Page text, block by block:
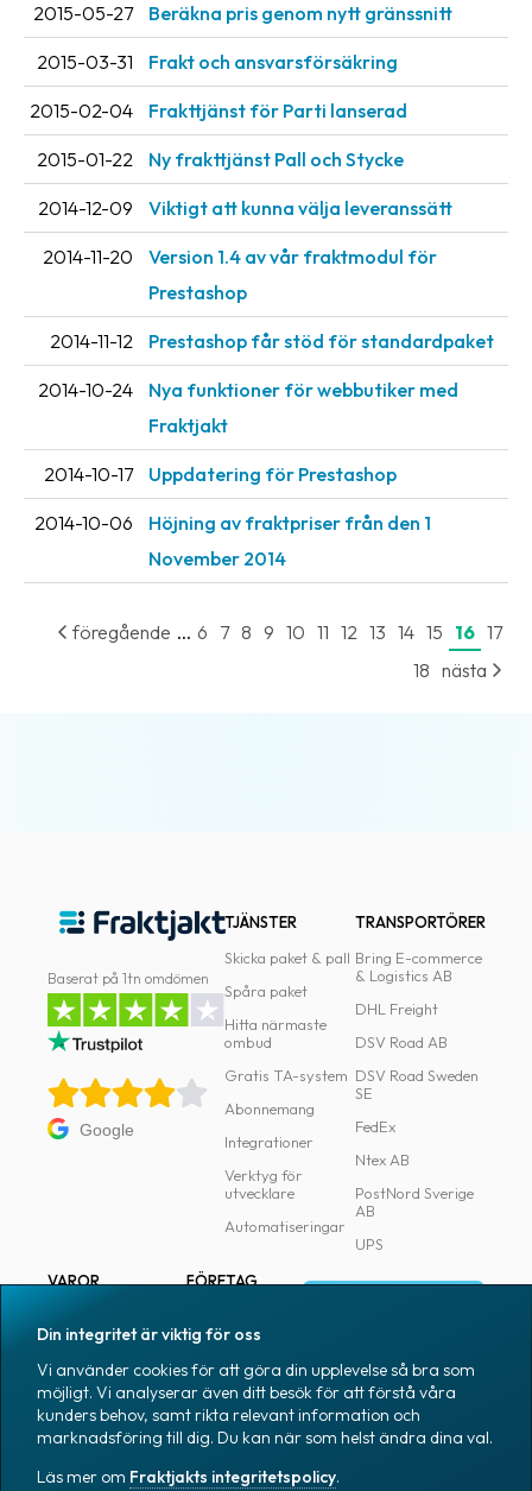
2015-05-27 Beräkna pris genom nytt gränssnitt
2015-03-31 Frakt och ansvarsförsäkring
2015-02-04 Frakttjänst för Parti lanserad
2015-01-22 Ny frakttjänst Pall och Stycke
2014-12-09 Viktigt att kunna välja leveranssätt
2014-11-20
Version 1.4 av vår fraktmodul för
Prestashop
2014-11-12 Prestashop får stöd för standardpaket
2014-10-24
Nya funktioner för webbutiker med
Fraktjakt
2014-10-17 Uppdatering för Prestashop
2014-10-06
Höjning av fraktpriser från den 1
November 2014
föregående ... 6 7 8 9 10 11 12 13 14 15 16 17
18 nästa
Baserat på 1tn omdömen
Google
TJÄNSTER
Skicka paket & pall
Spåra paket
Hitta närmaste
ombud
Gratis TA-system
Abonnemang
Integrationer
Verktyg för
utvecklare
Automatiseringar
TRANSPORTÖRER
Bring E-commerce
& Logistics AB
DHL Freight
DSV Road AB
DSV Road Sweden
SE
FedEx
Ntex AB
PostNord Sverige
AB
UPS
VAROR
Märkning
Emballage
Emballagetillbehör
Kontorsvaror
FÖRETAG
Pressrum
Medarbetare
Jobb & karriär
Nyhetsarkiv
Blogg
Skapa konto
Din integritet är viktig för oss
Vi använder cookies för att göra din upplevelse så bra som
möjligt. Vi analyserar även ditt besök för att förstå våra
kunders behov, samt rikta relevant information och
marknadsföring till dig. Du kan när som helst ändra dina val.
Läs mer om Fraktjakts integritetspolicy.